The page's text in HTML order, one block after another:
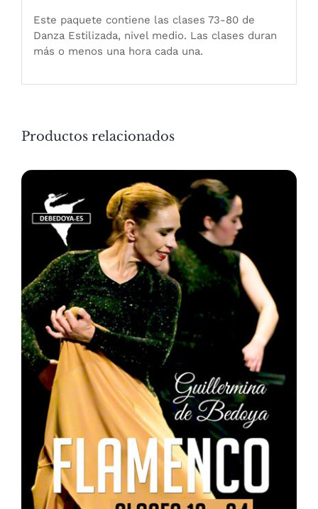
Este paquete contiene las clases 73-80 de
Danza Estilizada, nivel medio. Las clases duran
más o menos una hora cada una.
Productos relacionados